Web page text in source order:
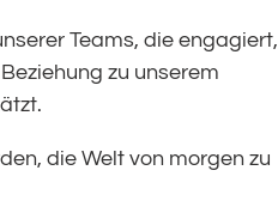
Teams, die engagiert,
zu unserem
die Welt von morgen zu